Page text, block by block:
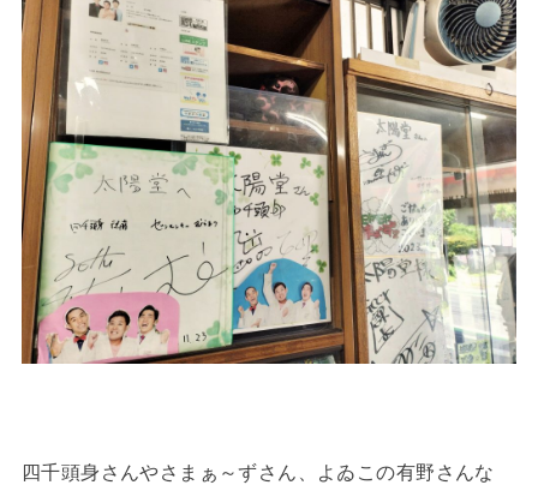
四千頭身さんやさまぁ～ずさん、よゐこの有野さんな